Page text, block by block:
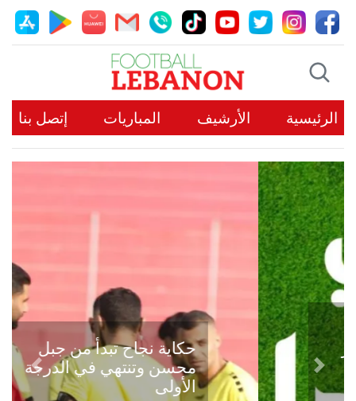
الرئيسية الأرشيف المباريات إتصل بنا
حكاية نجاح تبدأ من جبل
محسن وتنتهي في الدرجة
الأولىPrevious
Next